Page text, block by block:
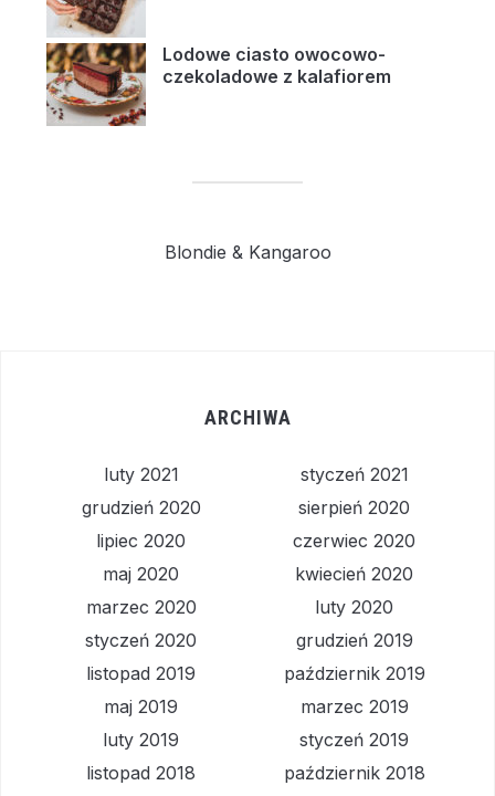
Lodowe ciasto owocowo-
czekoladowe z kalafiorem
Blondie & Kangaroo
ARCHIWA
luty 2021
styczeń 2021
grudzień 2020
sierpień 2020
lipiec 2020
czerwiec 2020
maj 2020
kwiecień 2020
marzec 2020
luty 2020
styczeń 2020
grudzień 2019
listopad 2019
październik 2019
maj 2019
marzec 2019
luty 2019
styczeń 2019
listopad 2018
październik 2018